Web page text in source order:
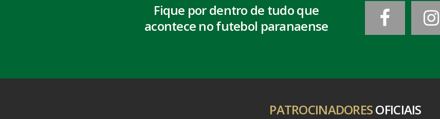
Fique por dentro de tudo que
acontece no futebol paranaense
PATROCINADORESOFICIAIS